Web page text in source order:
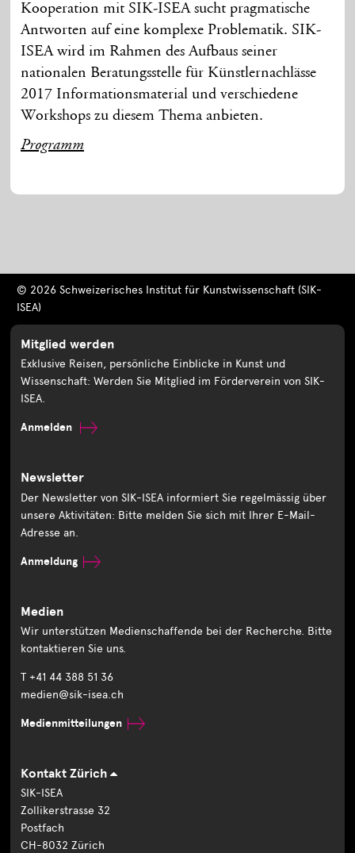
Kooperation mit SIK-ISEA sucht pragmatische
Antworten auf eine komplexe Problematik. SIK-
ISEA wird im Rahmen des Aufbaus seiner
nationalen Beratungsstelle für Künstlernachlässe
2017 Informationsmaterial und verschiedene
Workshops zu diesem Thema anbieten.
Programm
© 2026 Schweizerisches Institut für Kunstwissenschaft (SIK-
ISEA)
Mitglied werden
Exklusive Reisen, persönliche Einblicke in Kunst und
Wissenschaft: Werden Sie Mitglied im Förderverein von SIK-
ISEA.
Anmelden
Newsletter
Der Newsletter von SIK-ISEA informiert Sie regelmässig über
unsere Aktivitäten: Bitte melden Sie sich mit Ihrer E-Mail-
Adresse an.
Anmeldung
Medien
Wir unterstützen Medienschaffende bei der Recherche. Bitte
kontaktieren Sie uns.
T +41 44 388 51 36
medien@sik-isea.ch
Medienmitteilungen
Kontakt Zürich
SIK-ISEA
Zollikerstrasse 32
Postfach
CH-8032 Zürich